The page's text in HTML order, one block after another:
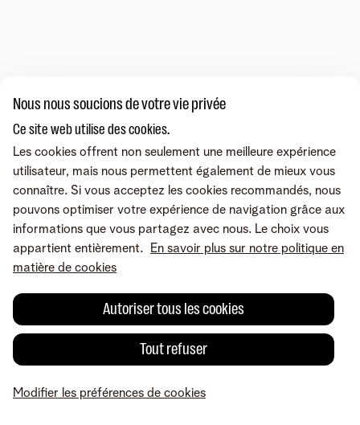
Nous nous soucions de votre vie privée
Ce site web utilise des cookies.
Les cookies offrent non seulement une meilleure expérience
utilisateur, mais nous permettent également de mieux vous
connaître. Si vous acceptez les cookies recommandés, nous
pouvons optimiser votre expérience de navigation grâce aux
informations que vous partagez avec nous. Le choix vous
appartient entièrement.
En savoir plus sur notre politique en
matière de cookies
Tout refuser
Autoriser tous les cookies
Modifier les préférences de cookies